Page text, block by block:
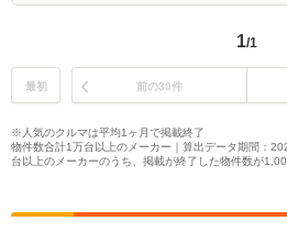
1/1
最初 前の30件
※人気のクルマは平均1ヶ月で掲載終了
物件数合計1万台以上のメーカー｜算出データ期間：
台以上のメーカーのうち、掲載が終了した物件数が